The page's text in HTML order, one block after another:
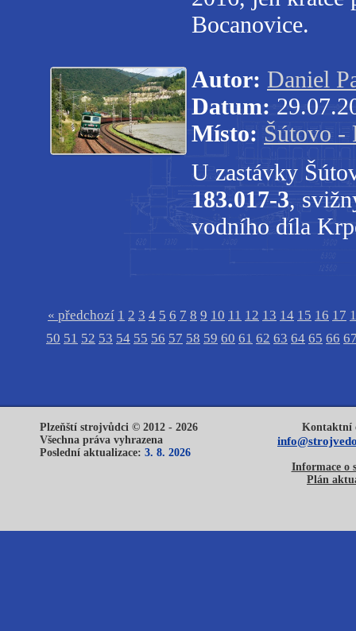
Bocanovice.
Autor: Daniel
Datum:
Místo: Šútovo -
U zastávky
183.017-3,
vodního díla
« předchozí 1 2 3 4 5 6 7 8 9 10 11 12 13 14 15 16 17
50 51 52 53 54 55 56 57 58 59 60 61 62 63 64 65 66
Plzeňští strojvůdci © 2012 - 2026
Všechna práva vyhrazena
Poslední aktualizace: 3. 8. 2026
Kontaktní
Informace o
Plán